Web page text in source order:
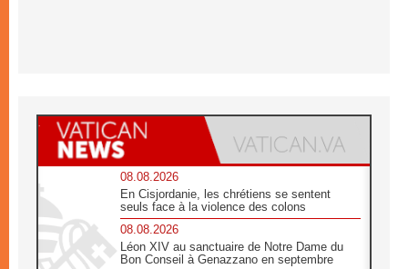
08.08.2026
En Cisjordanie, les chrétiens se sentent
seuls face à la violence des colons
08.08.2026
Léon XIV au sanctuaire de Notre Dame du
Bon Conseil à Genazzano en septembre